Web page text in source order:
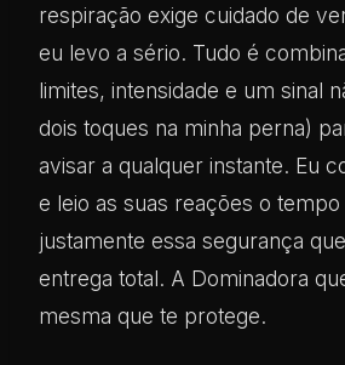
respiração exige cuidado de
eu levo a sério. Tudo é
limites, intensidade e um sinal
dois toques na minha perna)
avisar a qualquer instante. Eu
e leio as suas reações o tempo
justamente essa segurança
entrega total. A Dominadora
mesma que te protege.